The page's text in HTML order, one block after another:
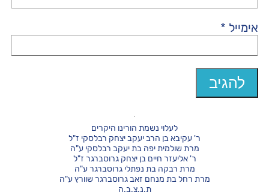
אימייל *
לעלוי נשמת הורינו היקרים
ר' עקיבא בן הרב יעקב יצחק רבלסקי ז"ל
מרת שולמית יפה בת יעקב רבלסקי ע"ה
ר' אליעזר חיים בן יצחק גרוסברגר ז"ל
מרת רבקה בת נפתלי גרוסברגר ע"ה
מרת רחל בת מנחם זאב גרוסברגר שוורץ ע"ה
ת.נ.צ.ב.ה